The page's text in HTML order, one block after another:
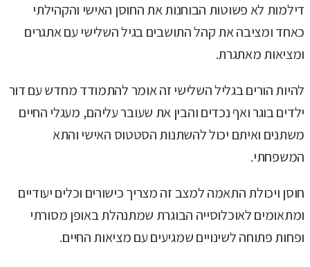
דילמות לא פשוטות הבוחנות את החוסן האישי והקהילתי
כאחד ומציבה את קהל התושבים בגיל השלישי עם אתגרים
ומציאות מאתגרת.
להיות הורים בגליל השלישי זה אומר להתמודד מחדש עם דור
ילדים בוגר ואף נכדים והבין את שעובר עליהם, מעגלי החיים
משתנים ואיתם יכול להשתנות הסטטוס האישי והתא
המשפחתי.
חוסן ויכולת התאמה למצב זה מצריך כישורים וכלים יעודיים
ומתאומים לאוכלוסייה הבוגרת שמתנהלת באופן מסורתי
ופחות פתוחה לשינויים שמגיעים עם מציאות החיים.